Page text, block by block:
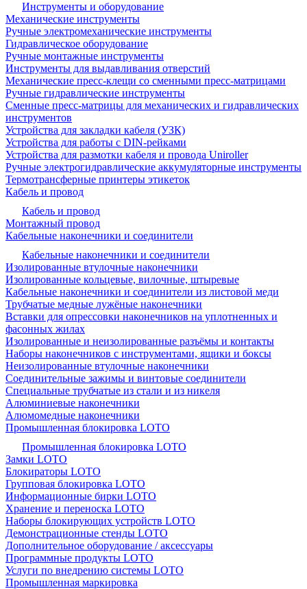
Инструменты и оборудование
Механические инструменты
Ручные электромеханические инструменты
Гидравлическое оборудование
Ручные монтажные инструменты
Инструменты для выдавливания отверстий
Механические пресс-клещи со сменными пресс-матрицами
Ручные гидравлические инструменты
Сменные пресс-матрицы для механических и гидравлических
инструментов
Устройства для закладки кабеля (УЗК)
Устройства для работы с DIN-рейками
Устройства для размотки кабеля и провода Uniroller
Ручные электрогидравлические аккумуляторные инструменты
Термотрансферные принтеры этикеток
Кабель и провод
Кабель и провод
Монтажный провод
Кабельные наконечники и соединители
Кабельные наконечники и соединители
Изолированные втулочные наконечники
Изолированные кольцевые, вилочные, штыревые
Кабельные наконечники и соединители из листовой меди
Трубчатые медные лужёные наконечники
Вставки для опрессовки наконечников на уплотненных и
фасонных жилах
Изолированные и неизолированные разъёмы и контакты
Наборы наконечников с инструментами, ящики и боксы
Неизолированные втулочные наконечники
Соединительные зажимы и винтовые соединители
Специальные трубчатые из стали и из никеля
Алюминиевые наконечники
Алюмомедные наконечники
Промышленная блокировка LOTO
Промышленная блокировка LOTO
Замки LOTO
Блокираторы LOTO
Групповая блокировка LOTO
Информационные бирки LOTO
Хранение и переноска LOTO
Наборы блокирующих устройств LOTO
Демонстрационные стенды LOTO
Дополнительное оборудование / аксессуары
Программные продукты LOTO
Услуги по внедрению системы LOTO
Промышленная маркировка